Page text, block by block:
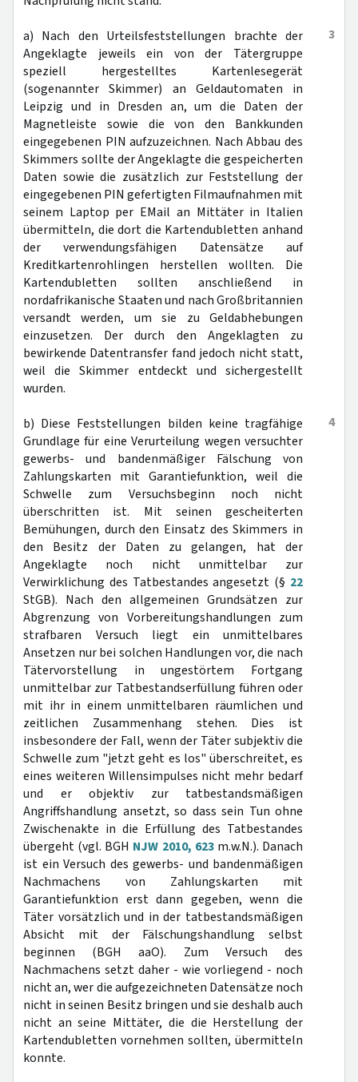
3
a) Nach den Urteilsfeststellungen brachte der
Angeklagte jeweils ein von der Tätergruppe
speziell hergestelltes Kartenlesegerät
(sogenannter Skimmer) an Geldautomaten in
Leipzig und in Dresden an, um die Daten der
Magnetleiste sowie die von den Bankkunden
eingegebenen PIN aufzuzeichnen. Nach Abbau des
Skimmers sollte der Angeklagte die gespeicherten
Daten sowie die zusätzlich zur Feststellung der
eingegebenen PIN gefertigten Filmaufnahmen mit
seinem Laptop per EMail an Mittäter in Italien
übermitteln, die dort die Kartendubletten anhand
der verwendungsfähigen Datensätze auf
Kreditkartenrohlingen herstellen wollten. Die
Kartendubletten sollten anschließend in
nordafrikanische Staaten und nach Großbritannien
versandt werden, um sie zu Geldabhebungen
einzusetzen. Der durch den Angeklagten zu
bewirkende Datentransfer fand jedoch nicht statt,
weil die Skimmer entdeckt und sichergestellt
wurden.
4
b) Diese Feststellungen bilden keine tragfähige
Grundlage für eine Verurteilung wegen versuchter
gewerbs- und bandenmäßiger Fälschung von
Zahlungskarten mit Garantiefunktion, weil die
Schwelle zum Versuchsbeginn noch nicht
überschritten ist. Mit seinen gescheiterten
Bemühungen, durch den Einsatz des Skimmers in
den Besitz der Daten zu gelangen, hat der
Angeklagte noch nicht unmittelbar zur
Verwirklichung des Tatbestandes angesetzt (§ 22
StGB). Nach den allgemeinen Grundsätzen zur
Abgrenzung von Vorbereitungshandlungen zum
strafbaren Versuch liegt ein unmittelbares
Ansetzen nur bei solchen Handlungen vor, die nach
Tätervorstellung in ungestörtem Fortgang
unmittelbar zur Tatbestandserfüllung führen oder
mit ihr in einem unmittelbaren räumlichen und
zeitlichen Zusammenhang stehen. Dies ist
insbesondere der Fall, wenn der Täter subjektiv die
Schwelle zum "jetzt geht es los" überschreitet, es
eines weiteren Willensimpulses nicht mehr bedarf
und er objektiv zur tatbestandsmäßigen
Angriffshandlung ansetzt, so dass sein Tun ohne
Zwischenakte in die Erfüllung des Tatbestandes
übergeht (vgl. BGH NJW 2010, 623m.w.N.). Danach
ist ein Versuch des gewerbs- und bandenmäßigen
Nachmachens von Zahlungskarten mit
Garantiefunktion erst dann gegeben, wenn die
Täter vorsätzlich und in der tatbestandsmäßigen
Absicht mit der Fälschungshandlung selbst
beginnen (BGH aaO). Zum Versuch des
Nachmachens setzt daher - wie vorliegend - noch
nicht an, wer die aufgezeichneten Datensätze noch
nicht in seinen Besitz bringen und sie deshalb auch
nicht an seine Mittäter, die die Herstellung der
Kartendubletten vornehmen sollten, übermitteln
konnte.